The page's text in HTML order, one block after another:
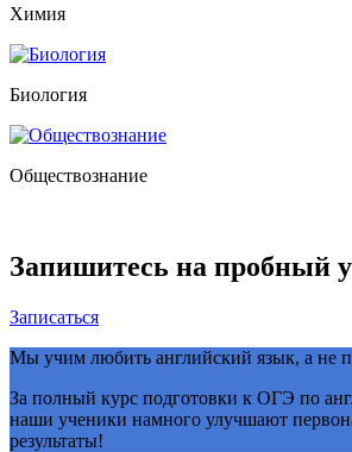
Химия
Биология
Обществознание
Запишитесь на пробный
Записаться
Мы учим любить английский язык, а не
За полный курс подготовки к ОГЭ по
наши ученики намного улучшают
результаты!